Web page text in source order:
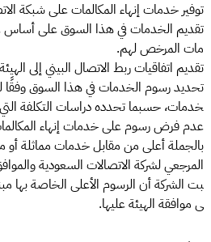
توفير خدمات إنهاء المكالمات على شبكة
تقديم الخدمات في هذا السوق على أساس
مات المرخص لهم.
تقديم اتفاقيات ربط الاتصال البيني إلى
تحديد رسوم الخدمات في هذا السوق وفقًا
خدمات، حسبما تحدده دراسات التكلفة التي
عدم فرض رسوم على خدمات إنهاء
بالجملة أعلى من مقابل خدمات مماثلة أو
المرجعي لشركة الاتصالات السعودية
بت الشركة أن الرسوم الأعلى الخاصة بها
ى موافقة الهيئة عليها.